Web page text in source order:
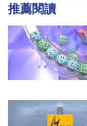
推薦閱讀